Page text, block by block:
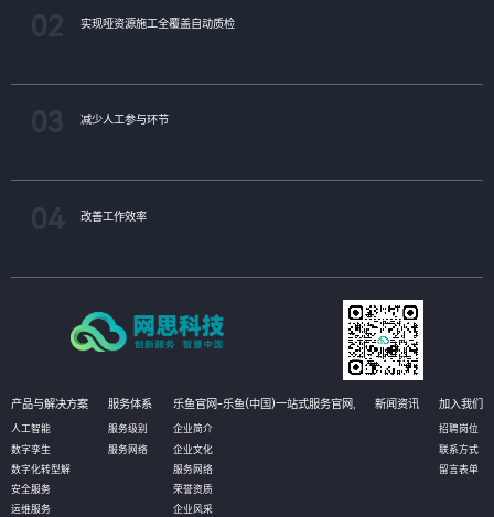
实现哑资源施工全覆盖自动质检
减少人工参与环节
改善工作效率
产品与解决方案
人工智能
数字孪生
数字化转型解
安全服务
运维服务
服务体系
服务级别
服务网络
乐鱼官网-乐鱼(中国)一站式服务官网,
企业简介
企业文化
服务网络
荣誉资质
企业风采
新闻资讯 加入我们
招聘岗位
联系方式
留言表单